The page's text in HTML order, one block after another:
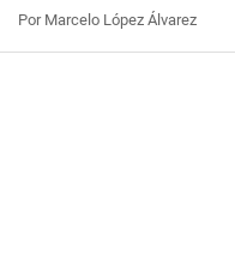
Por Marcelo López Álvarez